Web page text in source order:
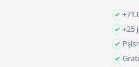
+25